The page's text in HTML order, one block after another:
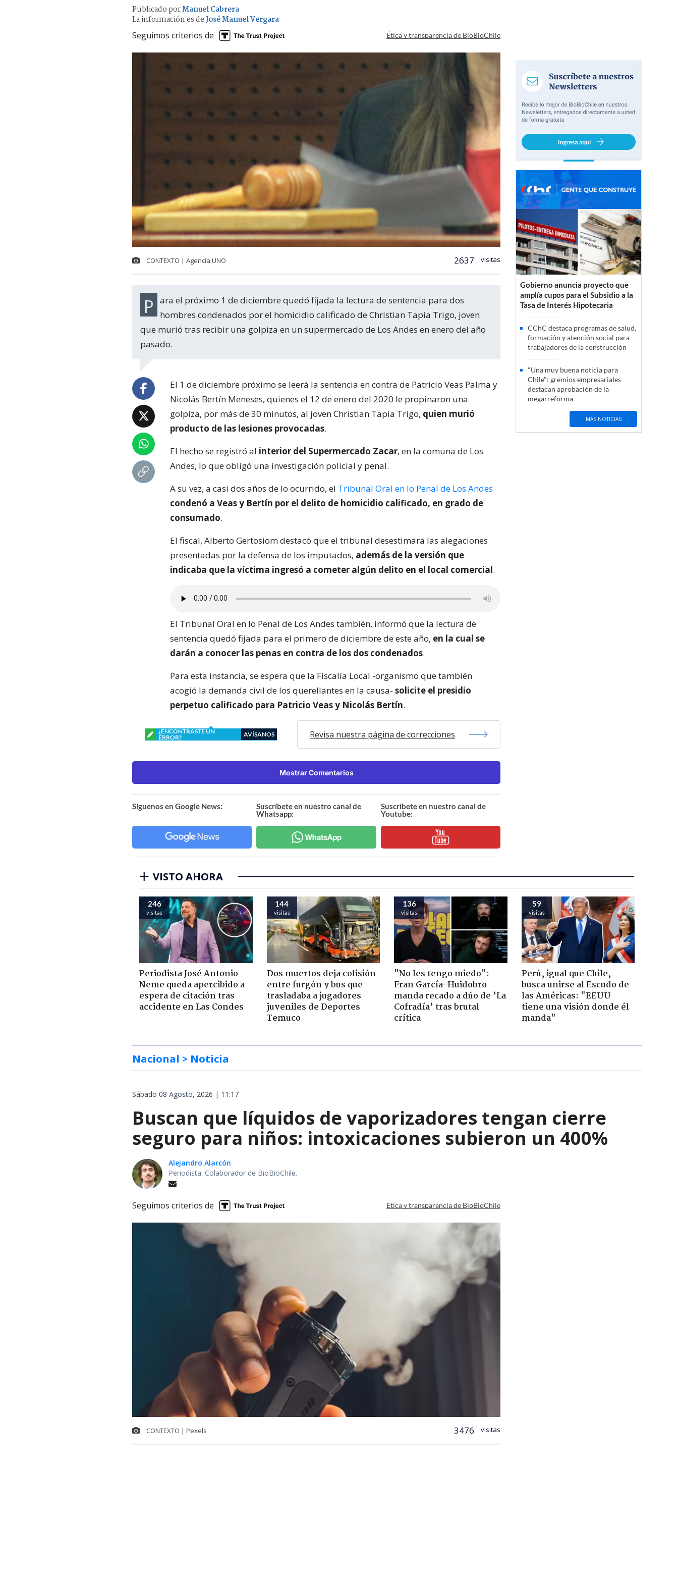
Publicado porManuel Cabrera
La información es deJosé Manuel Vergara
Seguimos criterios de Ética y transparencia de BioBioChile
CONTEXTO | Agencia UNO 2637 visitas
Para el próximo 1 de diciembre quedó fijada la lectura de sentencia para dos
hombres condenados por el homicidio calificado de Christian Tapia Trigo, joven
que murió tras recibir una golpiza en un supermercado de Los Andes en enero del año
pasado.
El 1 de diciembre próximo se leerá la sentencia en contra de Patricio Veas Palma y
Nicolás Bertín Meneses, quienes el 12 de enero del 2020 le propinaron una
golpiza, por más de 30 minutos, al joven Christian Tapia Trigo, quien murió
producto de las lesiones provocadas.
El hecho se registró al interior del Supermercado Zacar, en la comuna de Los
Andes, lo que obligó una investigación policial y penal.
A su vez, a casi dos años de lo ocurrido, el Tribunal Oral en lo Penal de Los Andes
condenó a Veas y Bertín por el delito de homicidio calificado, en grado de
consumado.
El fiscal, Alberto Gertosiom destacó que el tribunal desestimara las alegaciones
presentadas por la defensa de los imputados, además de la versión que
indicaba que la víctima ingresó a cometer algún delito en el local comercial.
El Tribunal Oral en lo Penal de Los Andes también, informó que la lectura de
sentencia quedó fijada para el primero de diciembre de este año, en la cual se
darán a conocer las penas en contra de los dos condenados.
Para esta instancia, se espera que la Fiscalía Local -organismo que también
acogió la demanda civil de los querellantes en la causa- solicite el presidio
perpetuo calificado para Patricio Veas y Nicolás Bertín.
¿ENCONTRASTE UN
ERROR?
AVÍSANOS Revisa nuestra página de correcciones
Mostrar Comentarios
Síguenos en Google News:
Suscríbete en nuestro canal de
Whatsapp:
Suscríbete en nuestro canal de
Youtube:
Gobierno anuncia proyecto que
amplía cupos para el Subsidio a la
Tasa de Interés Hipotecaria
CChC destaca programas de salud,
formación y atención social para
trabajadores de la construcción
"Una muy buena noticia para
Chile": gremios empresariales
destacan aprobación de la
megarreforma
MÁS NOTICIAS
VISTO AHORA
246
visitas
Periodista José Antonio
Neme queda apercibido a
espera de citación tras
accidente en Las Condes
144
visitas
Dos muertos deja colisión
entre furgón y bus que
trasladaba a jugadores
juveniles de Deportes
Temuco
136
visitas
"No les tengo miedo":
Fran García-Huidobro
manda recado a dúo de ’La
Cofradía’ tras brutal
crítica
59
visitas
Perú, igual que Chile,
busca unirse al Escudo de
las Américas: "EEUU
tiene una visión donde él
manda"
Nacional > Noticia
Sábado 08 Agosto, 2026 | 11:17
Buscan que líquidos de vaporizadores tengan cierre
seguro para niños: intoxicaciones subieron un 400%
Alejandro Alarcón
Periodista. Colaborador de BioBioChile.
Seguimos criterios de Ética y transparencia de BioBioChile
CONTEXTO | Pexels 3476 visitas